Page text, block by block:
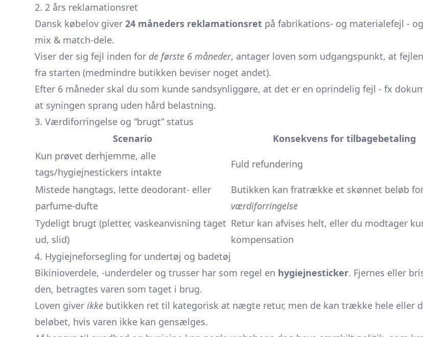
2. 2 års reklamationsret
Dansk købelov giver 24 måneders reklamationsret på fabrikations- og materialefejl -
mix & match-dele.
Viser der sig fejl inden for de første 6 måneder, antager loven som udgangspunkt, at
fra starten (medmindre butikken beviser noget andet).
Efter 6 måneder skal du som kunde sandsynliggøre, at det er en oprindelig fejl - fx
at syningen sprang uden hård belastning.
3. Værdiforringelse og “brugt” status
Scenario
Konsekvens for tilbagebetaling
Kun prøvet derhjemme, alle
tags/hygiejnestickers intakte
Fuld refundering
Mistede hangtags, lette deodorant- eller
parfume-dufte
Butikken kan fratrække et skønnet beløb
værdiforringelse
Tydeligt brugt (pletter, vaskeanvisning taget
ud, slid)
Retur kan afvises helt, eller du modtager
kompensation
4. Hygiejneforsegling for undertøj og badetøj
Bikinioverdele, -underdeler og trusser har som regel en hygiejnesticker. Fjernes eller
den, betragtes varen som taget i brug.
Loven giver ikke butikken ret til kategorisk at nægte retur, men de kan trække hele eller
beløbet, hvis varen ikke kan gensælges.